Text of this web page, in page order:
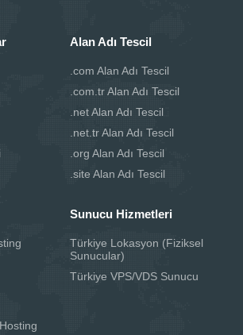
Alan Adı Tescil
.com Alan Adı Tescil
.com.tr Alan Adı Tescil
.net Alan Adı Tescil
.net.tr Alan Adı Tescil
.org Alan Adı Tescil
.site Alan Adı Tescil
Sunucu Hizmetleri
Türkiye Lokasyon (Fiziksel
Sunucular)
Türkiye VPS/VDS Sunucu